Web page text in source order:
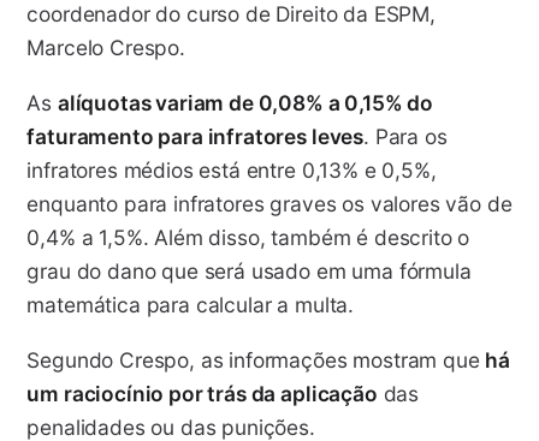
coordenador do curso de Direito da ESPM,
Marcelo Crespo.
As alíquotas variam de 0,08% a 0,15% do
faturamento para infratores leves. Para os
infratores médios está entre 0,13% e 0,5%,
enquanto para infratores graves os valores vão de
0,4% a 1,5%. Além disso, também é descrito o
grau do dano que será usado em uma fórmula
matemática para calcular a multa.
Segundo Crespo, as informações mostram que há
um raciocínio por trás da aplicação das
penalidades ou das punições.